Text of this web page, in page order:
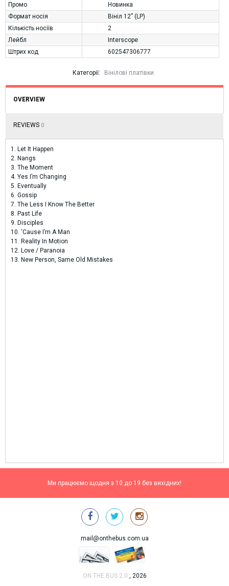
Промо
Новинка
Формат носія
Вініл 12” (LP)
Кількість носіїв
2
Лейбл
Interscope
Штрих код
602547306777
Категорії: Вінілові платівки
OVERVIEW
REVIEWS 0
1. Let It Happen
2. Nangs
3. The Moment
4. Yes I’m Changing
5. Eventually
6. Gossip
7. The Less I Know The Better
8. Past Life
9. Disciples
10. ‘Cause I’m A Man
11. Reality In Motion
12. Love / Paranoia
13. New Person, Same Old Mistakes
Ми працюємо щодня з 10 до 19 без вихідних!
mail@onthebus.com.ua
ON THE BUS 2.0 , 2026